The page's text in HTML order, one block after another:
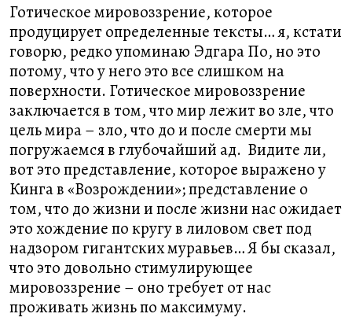
Готическое мировоззрение, которое
продуцирует определенные тексты… я, кстати
говорю, редко упоминаю Эдгара По, но это
потому, что у него это все слишком на
поверхности. Готическое мировоззрение
заключается в том, что мир лежит во зле, что
цель мира – зло, что до и после смерти мы
погружаемся в глубочайший ад. Видите ли,
вот это представление, которое выражено у
Кинга в «Возрождении»; представление о
том, что до жизни и после жизни нас ожидает
это хождение по кругу в лиловом свет под
надзором гигантских муравьев… Я бы сказал,
что это довольно стимулирующее
мировоззрение – оно требует от нас
проживать жизнь по максимуму.